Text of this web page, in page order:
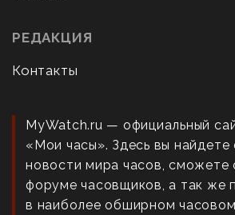
РЕДАКЦИЯ
Контакты
MyWatch.ru — официальный
«Мои часы». Здесь вы
новости мира часов, сможете
форуме часовщиков, а так же
в наиболее обширном